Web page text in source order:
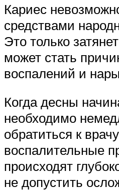
Кариес
средствами
Это только
может стать
воспалений и
Когда десны
необходимо
обратиться к
воспалительные
происходят
не допустить